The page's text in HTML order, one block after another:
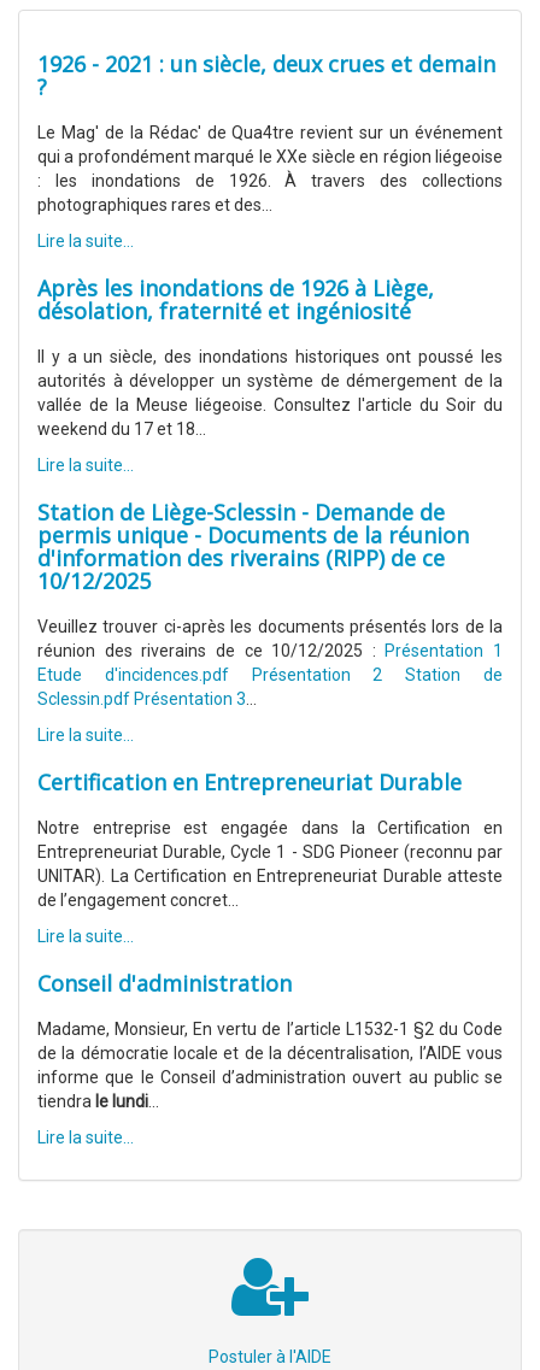
1926 - 2021 : un siècle, deux crues et demain
?
Le Mag' de la Rédac' de Qua4tre revient sur un événement
qui a profondément marqué le XXe siècle en région liégeoise
: les inondations de 1926. À travers des collections
photographiques rares et des...
Lire la suite...
Après les inondations de 1926 à Liège,
désolation, fraternité et ingéniosité
Il y a un siècle, des inondations historiques ont poussé les
autorités à développer un système de démergement de la
vallée de la Meuse liégeoise. Consultez l'article du Soir du
weekend du 17 et 18...
Lire la suite...
Station de Liège-Sclessin - Demande de
permis unique - Documents de la réunion
d'information des riverains (RIPP) de ce
10/12/2025
Veuillez trouver ci-après les documents présentés lors de la
réunion des riverains de ce 10/12/2025 :
Présentation 1
Etude d'incidences.pdf
Présentation 2 Station de
Sclessin.pdf Présentation 3...
Lire la suite...
Certification en Entrepreneuriat Durable
Notre entreprise est engagée dans la Certification en
Entrepreneuriat Durable, Cycle 1 - SDG Pioneer (reconnu par
UNITAR). La Certification en Entrepreneuriat Durable atteste
de l’engagement concret...
Lire la suite...
Conseil d'administration
Madame, Monsieur, En vertu de l’article L1532-1 §2 du Code
de la démocratie locale et de la décentralisation, l’AIDE vous
informe que le Conseil d’administration ouvert au public se
tiendra le lundi...
Lire la suite...
Postuler à l'AIDE